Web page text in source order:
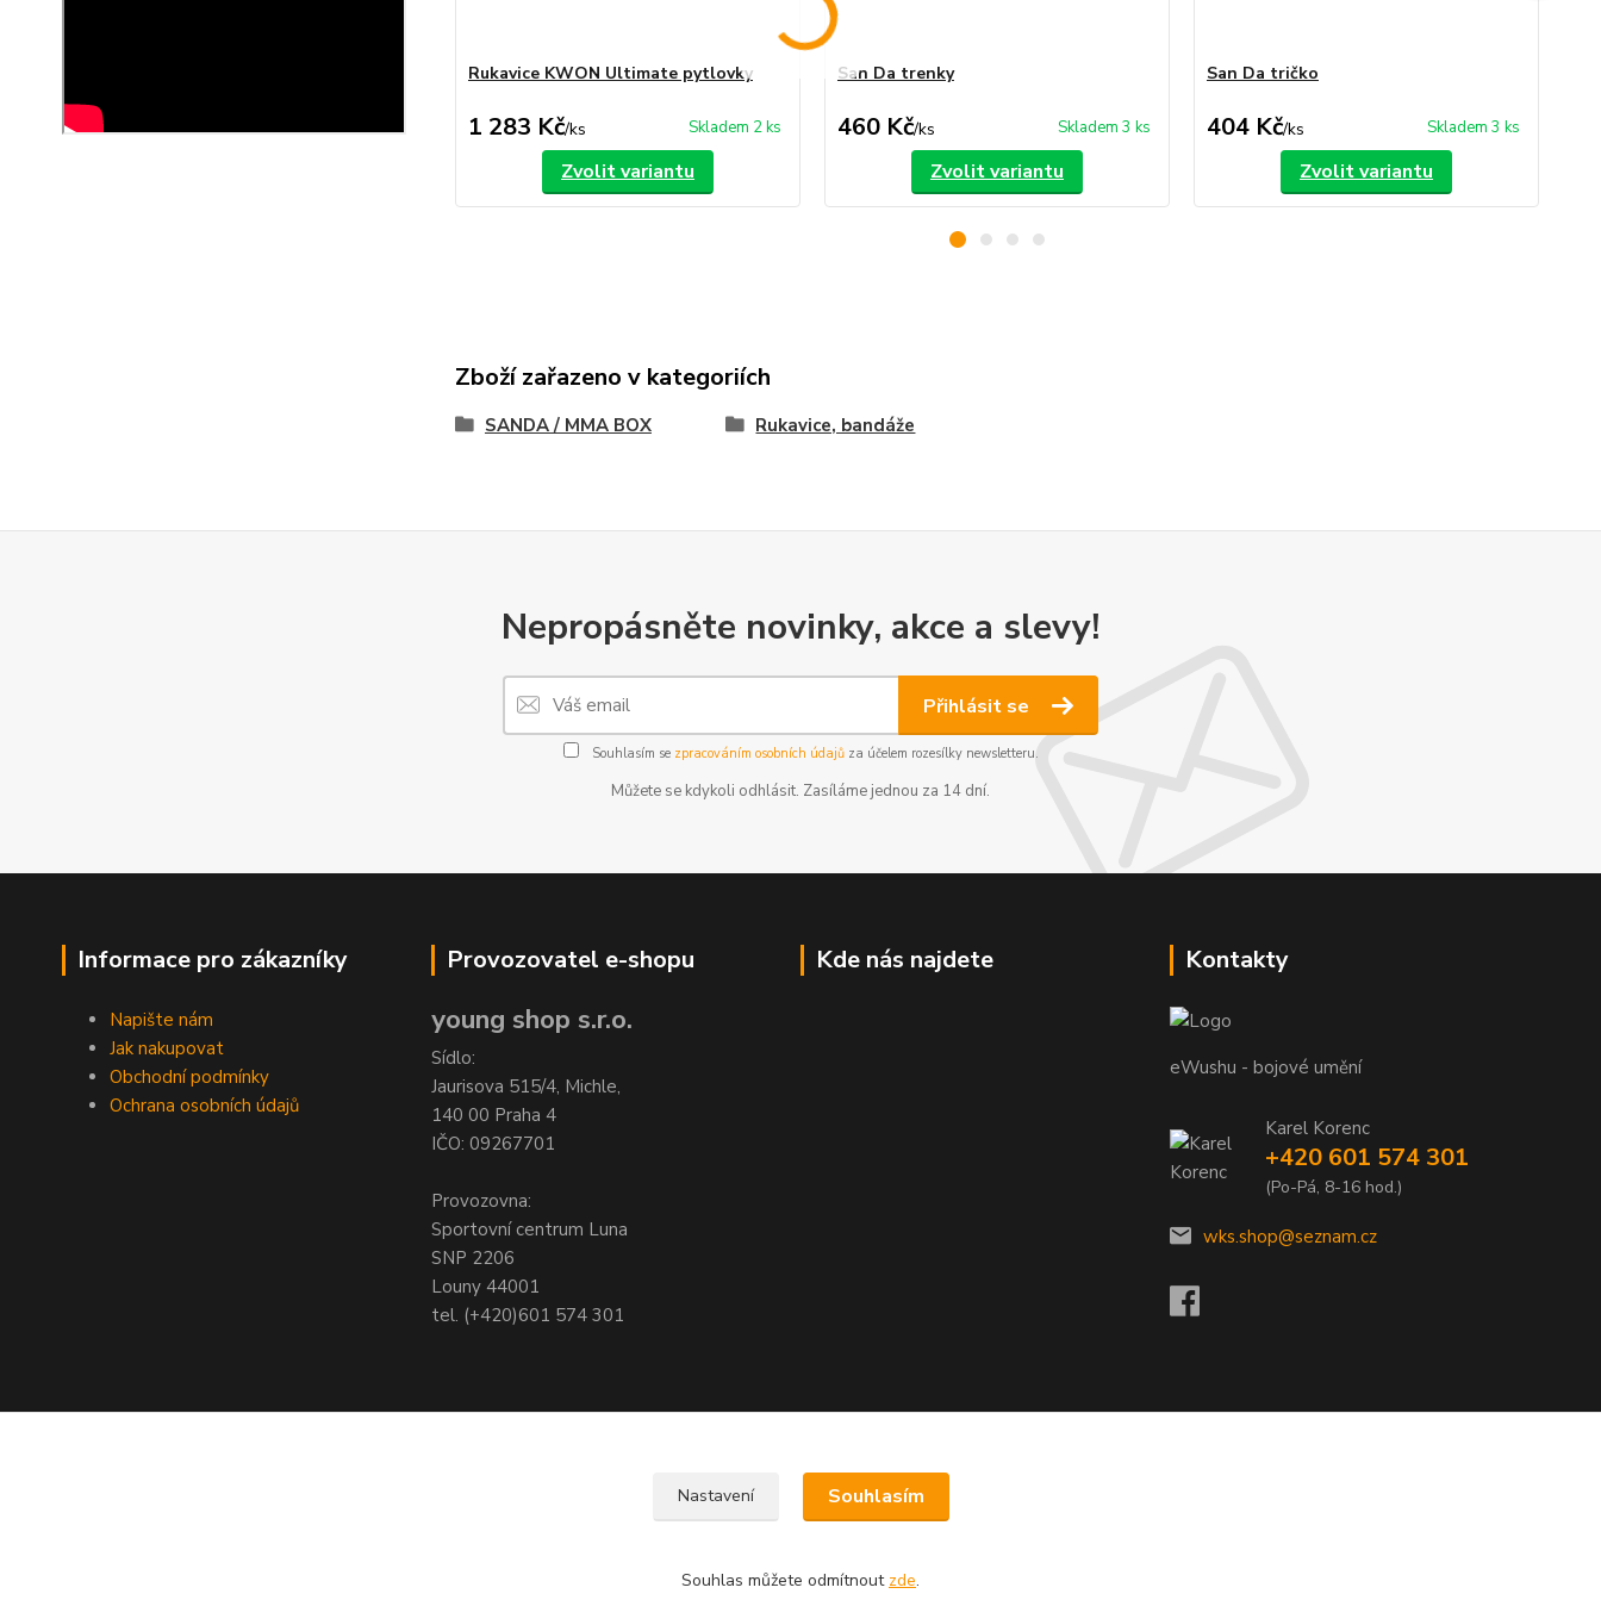
Rukavice KWON Ultimate pytlovky
1 283 Kč/ks Skladem 2 ks
Zvolit variantu
San Da trenky
460 Kč/ks Skladem 3 ks
Zvolit variantu
San Da tričko
404 Kč/ks Skladem 3 ks
Zvolit variantu
Zboží zařazeno v kategoriích
SANDA / MMA BOX Rukavice, bandáže
Nepropásněte novinky, akce a slevy!
Přihlásit se
Souhlasím se zpracováním osobních údajůza účelem rozesílky newsletteru.
Můžete se kdykoli odhlásit. Zasíláme jednou za 14 dní.
Informace pro zákazníky
Napište nám
Jak nakupovat
Obchodní podmínky
Ochrana osobních údajů
Provozovatel e-shopu
young shop s.r.o.
Sídlo:
Jaurisova 515/4, Michle,
140 00 Praha 4
IČO: 09267701
Provozovna:
Sportovní centrum Luna
SNP 2206
Louny 44001
tel. (+420)601 574 301
Kde nás najdete Kontakty
eWushu - bojové umění
Karel Korenc
+420 601 574 301
(Po-Pá, 8-16 hod.)
wks.shop@seznam.cz
Nastavení Souhlasím
Souhlas můžete odmítnout zde.